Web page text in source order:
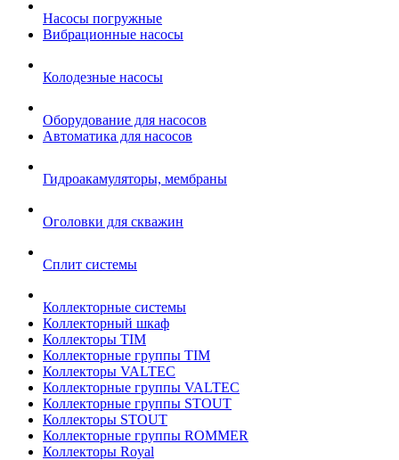
Насосы погружные
Вибрационные насосы
Колодезные насосы
Оборудование для насосов
Автоматика для насосов
Гидроакамуляторы, мембраны
Оголовки для скважин
Сплит системы
Коллекторные системы
Коллекторный шкаф
Коллекторы TIM
Коллекторные группы TIM
Коллекторы VALTEC
Коллекторные группы VALTEC
Коллекторные группы STOUT
Коллекторы STOUT
Коллекторные группы ROMMER
Коллекторы Royal